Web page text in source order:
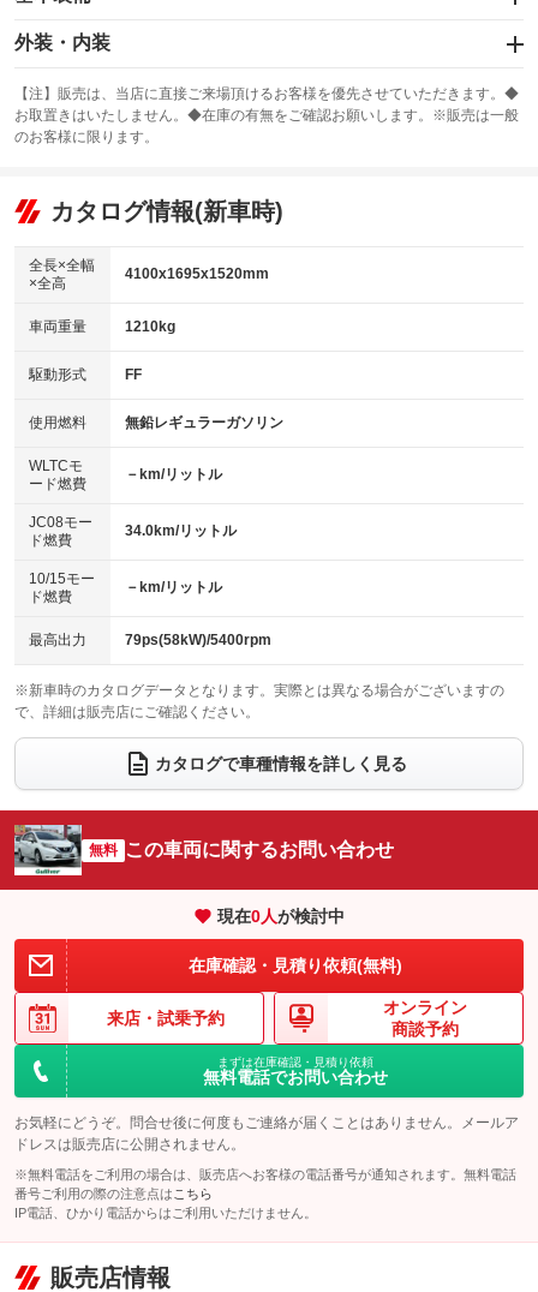
エアバッグ：運転席/助手席
：装備あり
：装備なし
サンルーフ
：装備なし ABS
リフトアップ
：装備なし
：装備なし
パワーウィンドウ
アイドリングストップ
：装備なし
USB入力端子
：装備なし
100V電源
：装備なし
センターデフロック
：装備なし
電動格納ミラー
：装備あり
外装・内装
カーナビ
：装備なし
TV
：装備なし
ビジュアル
：装備なし
アルミホイール
：装備なし
HID(キセノンライト)
バックカメラ
エアロ
：装備なし
ローダウン
：装備なし
ベンチシート
：装備なし
チップアップシート
：装備なし
電動格納サードシート
：装備なし シートヒーター
：装備なし
ウォークスルー
電動リアゲート フロントカメラ
：装備なし
シートエアコン
：装備なし 全周囲カメラ
：装備なし
サイドカメラ
：装備なし ルーフレール
：装備なし
エアサスペンション ヘッドライトウォッシャー
【注】販売は、当店に直接ご来場頂けるお客様を優先させていただきます。◆
お取置きはいたしません。◆在庫の有無をご確認お願いします。※販売は一般
のお客様に限ります。
カタログ情報(新車時)
全長×全幅
×全高
4100x1695x1520mm
車両重量 1210kg
駆動形式 FF
使用燃料 無鉛レギュラーガソリン
WLTCモ
ード燃費
－km/リットル
JC08モー
ド燃費
34.0km/リットル
10/15モー
ド燃費
－km/リットル
最高出力 79ps(58kW)/5400rpm
※新車時のカタログデータとなります。実際とは異なる場合がございますの
で、詳細は販売店にご確認ください。
カタログで車種情報を詳しく見る
無料 この車両に関するお問い合わせ
現在0人が検討中
在庫確認・見積り依頼(無料)
来店・ 試乗予約
オンライン
商談予約
まずは在庫確認・見積り依頼
無料電話でお問い合わせ
お気軽にどうぞ。問合せ後に何度もご連絡が届くことはありません。メールア
ドレスは販売店に公開されません。
※無料電話をご利用の場合は、販売店へお客様の電話番号が通知されます。無料電話
番号ご利用の際の注意点は こちら
IP電話、ひかり電話からはご利用いただけません。
販売店情報